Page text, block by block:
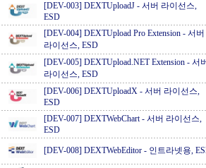
[DEV-003] DEXTUploadJ - 서버 라이선스,
ESD
[DEV-004] DEXTUpload Pro Extension - 서버
라이선스, ESD
[DEV-005] DEXTUpload.NET Extension - 서
라이선스, ESD
[DEV-006] DEXTUploadX - 서버 라이선스,
ESD
[DEV-007] DEXTWebChart- 서버 라이선스,
ESD
[DEV-008] DEXTWebEditor - 인트라넷용,